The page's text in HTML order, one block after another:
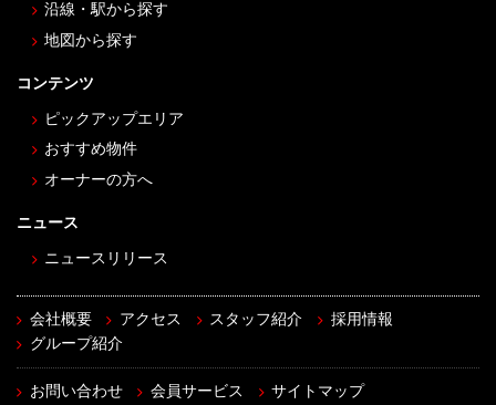
沿線・駅から探す
地図から探す
コンテンツ
ピックアップエリア
おすすめ物件
オーナーの方へ
ニュース
ニュースリリース
会社概要 アクセス スタッフ紹介
採用情報
グループ紹介
お問い合わせ 会員サービス
サイトマップ